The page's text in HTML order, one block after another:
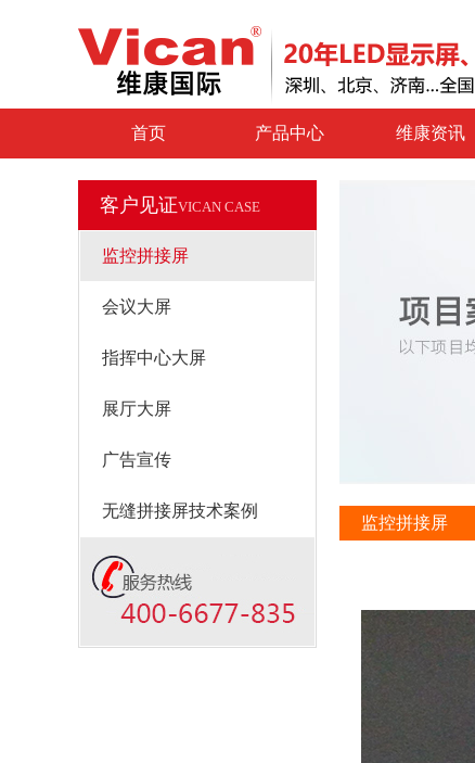
首页 产品中心 维康资讯
客户见证VICAN CASE
监控拼接屏
会议大屏
指挥中心大屏
展厅大屏
广告宣传
无缝拼接屏技术案例
监控拼接屏